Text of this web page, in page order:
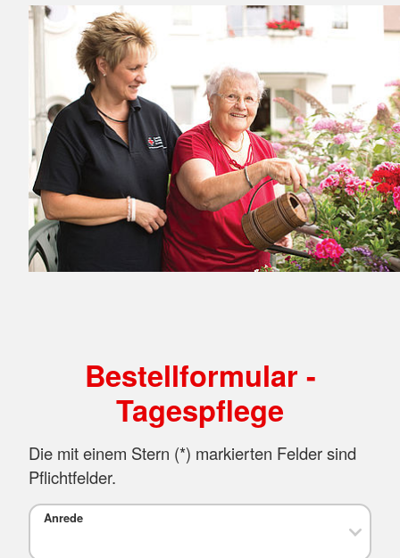
Bestellformular -
Tagespflege
Die mit einem Stern (*) markierten Felder sind
Pflichtfelder.
Anrede